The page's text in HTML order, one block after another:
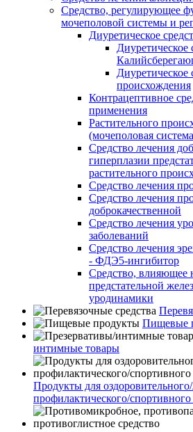
Средство, регулирующее
мочеполовой системы и
Диуретическое
Диуретическое
Диуретическое
происхождения
Контрацептивное
применения
Растительного
(мочеполовая
Средство лечения
гиперплазии
растительного
Средство лечения
Средство лечения
доброкачественной
Средство лечения
заболеваний
Средство лечения
- ФДЭ5-ингибитор
Средство, влияющее
предстательной
уродинамики
Пищевые
интимные товары
Продукты для
профилактического/